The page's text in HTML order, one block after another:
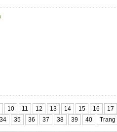
10 11 12 13 14 15 16 17
34 35 36 37 38 39 40 Trang